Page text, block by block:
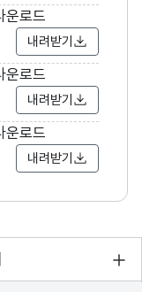
운로드
내려받기
운로드
내려받기
운로드
내려받기